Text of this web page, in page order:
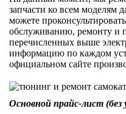
запчасти ко всем моделям
можете
обслуживанию, ремонту и
перечисленных выше
информацию по каждом
официальном сайте
Основной прайс-лист